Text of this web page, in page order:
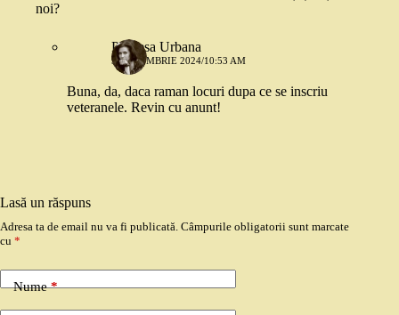
noi?
Printesa Urbana
9 OCTOMBRIE 2024/10:53 AM
Buna, da, daca raman locuri dupa ce se inscriu
veteranele. Revin cu anunt!
Lasă un răspuns
Adresa ta de email nu va fi publicată. Câmpurile obligatorii sunt marcate
cu *
Nume*